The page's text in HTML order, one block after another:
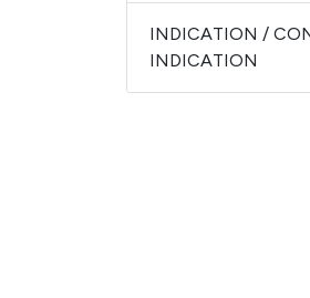
INDICATION /
INDICATION